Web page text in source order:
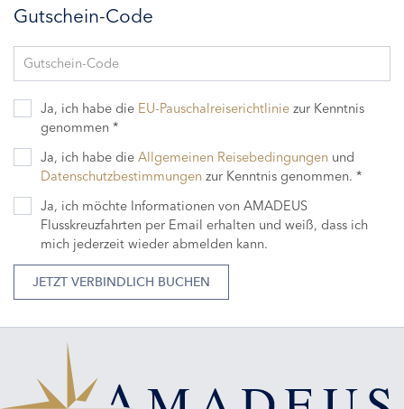
Gutschein-Code
Gutschein-Code
Ja, ich habe die EU-Pauschalreiserichtlinie zur Kenntnis
genommen *
Ja, ich habe die Allgemeinen Reisebedingungen und
Datenschutzbestimmungen zur Kenntnis genommen. *
Ja, ich möchte Informationen von AMADEUS
Flusskreuzfahrten per Email erhalten und weiß, dass ich
mich jederzeit wieder abmelden kann.
JETZT VERBINDLICH BUCHEN